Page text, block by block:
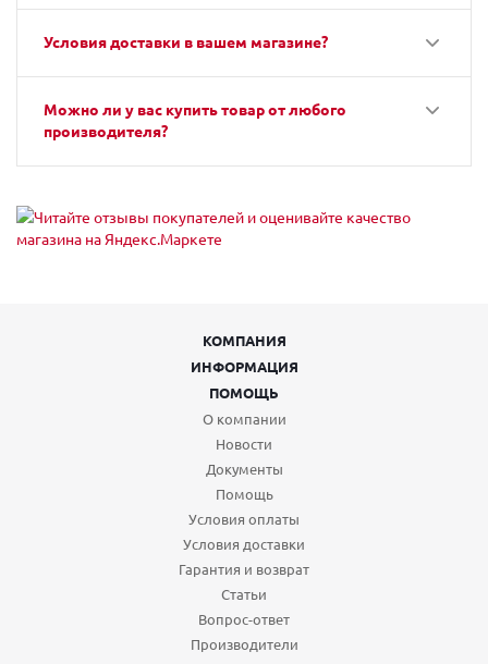
Условия доставки в вашем магазине?
Можно ли у вас купить товар от любого
производителя?
КОМПАНИЯ
ИНФОРМАЦИЯ
ПОМОЩЬ
О компании
Новости
Документы
Помощь
Условия оплаты
Условия доставки
Гарантия и возврат
Статьи
Вопрос-ответ
Производители